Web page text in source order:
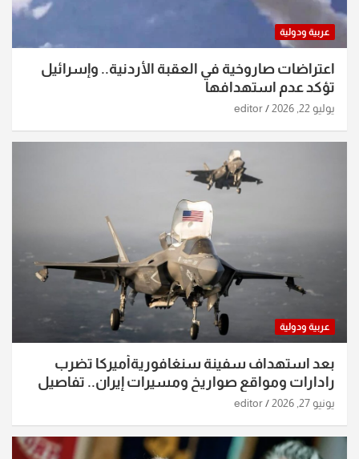
عربية ودولية
اعتراضات صاروخية في العقبة الأردنية.. وإسرائيل
تؤكد عدم استهدافها
يوليو 22, 2026 editor
عربية ودولية
بعد استهداف سفينة سنغافوريةأميركا تضرب
رادارات ومواقع صواريخ ومسيرات إيران.. تفاصيل
الساعات الماضية
يونيو 27, 2026 editor